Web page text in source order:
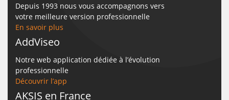
Depuis 1993 nous vous accompagnons vers
votre meilleure version professionnelle
En savoir plus
AddViseo
Notre web application dédiée à l’évolution
professionnelle
Découvrir l’app
AKSIS en France